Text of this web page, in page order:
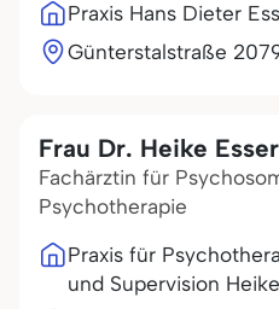
Praxis Hans Dieter
Günterstalstraße 20
Frau Dr. Heike Esser
Fachärztin für
Psychotherapie
Praxis für
und Supervision